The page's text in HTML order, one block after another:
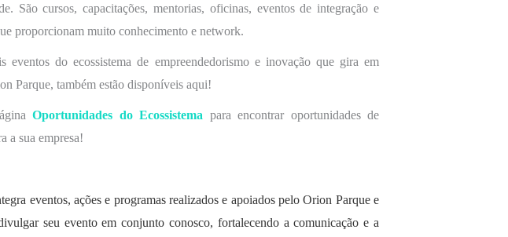
São cursos, capacitações, mentorias, oficinas, eventos de integração e
proporcionam muito conhecimento e network.
eventos do ecossistema de empreendedorismo e inovação que gira em
Parque, também estão disponíveis aqui!
Oportunidades do Ecossistema para encontrar oportunidades de
a sua empresa!
eventos, ações e programas realizados e apoiados pelo Orion Parque e
seu evento em conjunto conosco, fortalecendo a comunicação e a